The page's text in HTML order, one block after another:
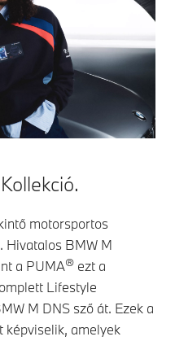
motorsportos
Hivatalos BMW M
a PUMA® ezt a
Lifestyle
M DNS sző át. Ezek a
képviselik, amelyek